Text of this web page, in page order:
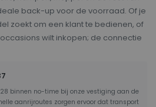
back-up voor de voorraad. Of je
zoekt om een klant te bedienen, of
wilt inkopen; de connectie
binnen no-time bij onze vestiging aan de
aanrijroutes zorgen ervoor dat transport